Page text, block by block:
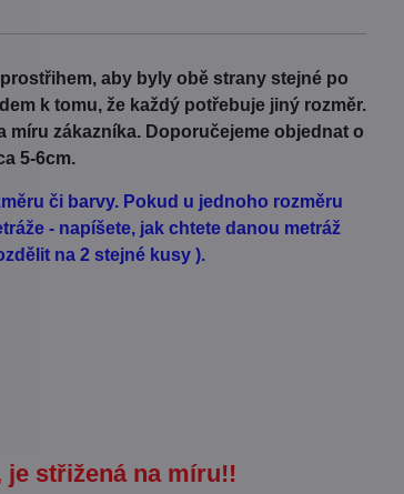
aby byly obě strany stejné po
k tomu, že každý potřebuje jiný rozměr.
míru zákazníka. Doporučejeme objednat o
5-6cm.
či barvy. Pokud u jednoho rozměru
- napíšete, jak chtete danou metráž
na 2 stejné kusy ).
je střižená na míru!!